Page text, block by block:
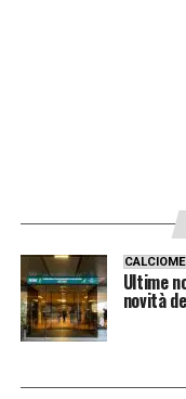
Ultime
novità